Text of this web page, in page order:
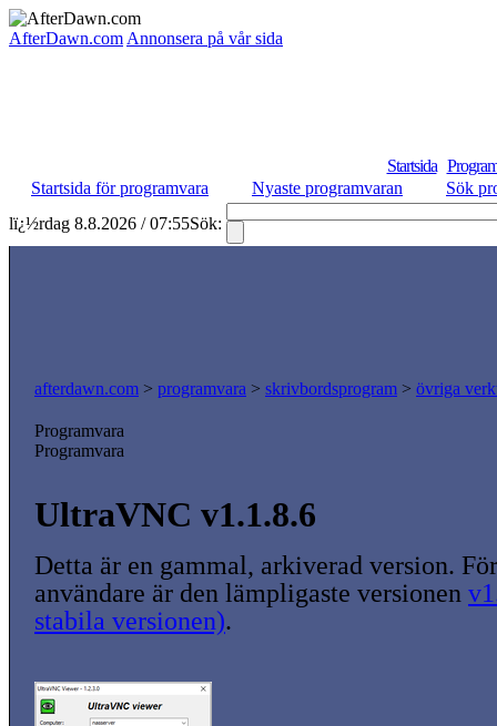
AfterDawn.com Annonsera på vår sida
Startsida
Startsida för programvara
Nyaste programvaran
Sök
lï¿½rdag 8.8.2026 / 07:55Sök:
afterdawn.com > programvara > skrivbordsprogram > övriga
Programvara
Programvara
UltraVNC v1.1.8.6
Detta är en gammal, arkiverad version.
användare är den lämpligaste versionen
stabila versionen).